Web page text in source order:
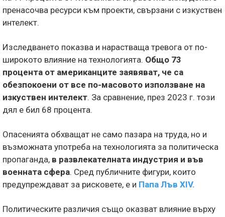
пренасочва ресурси към проекти, свързани с изкуствен
интелект.
Изследването показва и нарастваща тревога от по-
широкото влияние на технологията. Общо 73
процента от американците заявяват, че са
обезпокоени от все по-масовото използване на
изкуствен интелект. За сравнение, през 2023 г. този
дял е бил 68 процента.
Опасенията обхващат не само пазара на труда, но и
възможната употреба на технологията за политическа
пропаганда, в развлекателната индустрия и във
военната сфера. Сред публичните фигури, които
предупреждават за рисковете, е и Папа Лъв XIV.
Политическите различия също оказват влияние върху